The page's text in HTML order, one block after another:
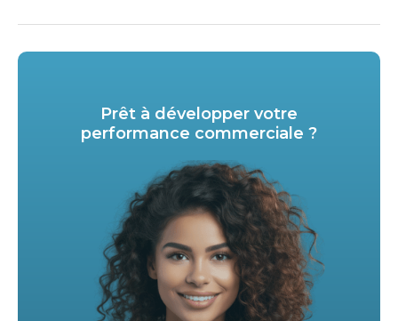
Prêt à développer votre
performance commerciale ?